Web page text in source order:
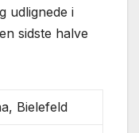
udlignede i
sidste halve
Bielefeld